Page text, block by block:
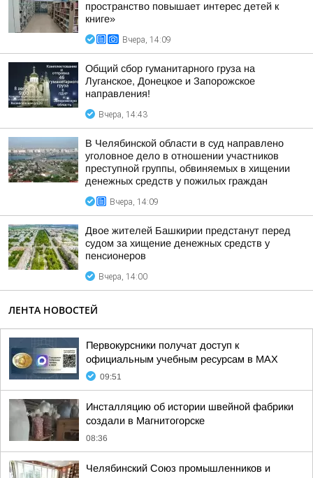
пространство повышает интерес детей к
книге»
Вчера, 14:09
Общий сбор гуманитарного груза на
Луганское, Донецкое и Запорожское
направления!
Вчера, 14:43
В Челябинской области в суд направлено
уголовное дело в отношении участников
преступной группы, обвиняемых в хищении
денежных средств у пожилых граждан
Вчера, 14:09
Двое жителей Башкирии предстанут перед
судом за хищение денежных средств у
пенсионеров
Вчера, 14:00
ЛЕНТА НОВОСТЕЙ
Первокурсники получат доступ к
официальным учебным ресурсам в MAX
09:51
Инсталляцию об истории швейной фабрики
создали в Магнитогорске
08:36
Челябинский Союз промышленников и